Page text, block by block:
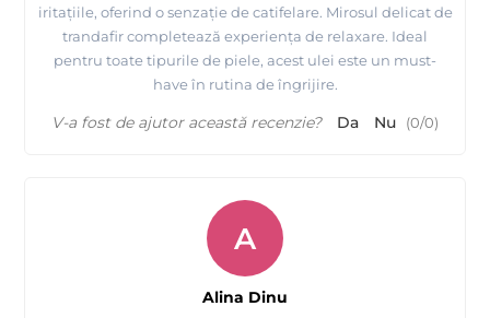
iritațiile, oferind o senzație de catifelare. Mirosul delicat de
trandafir completează experiența de relaxare. Ideal
pentru toate tipurile de piele, acest ulei este un must-
have în rutina de îngrijire.
V-a fost de ajutor această recenzie? Da Nu (0/0)
A
Alina Dinu